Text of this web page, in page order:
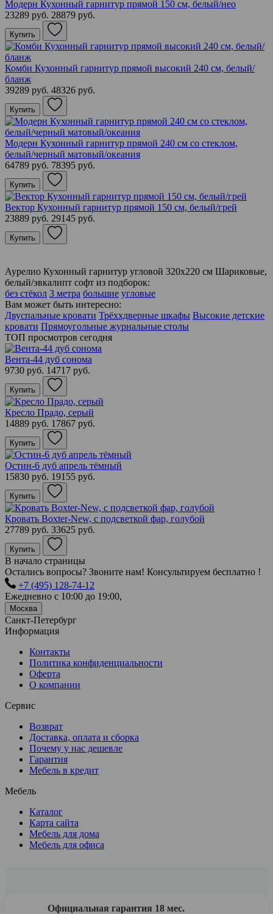
Модерн Кухонный гарнитур прямой 150 см, белый/нео
23289 руб. 28879 руб.
Купить
Комби Кухонный гарнитур прямой высокий 240 см, белый/
бланж
39289 руб. 48326 руб.
Купить
Модерн Кухонный гарнитур прямой 240 см со стеклом,
белый/черный матовый/океания
64789 руб. 78395 руб.
Купить
Вектор Кухонный гарнитур прямой 150 см, белый/грей
23889 руб. 29145 руб.
Купить
Аурелио Кухонный гарнитур угловой 320х220 см Шариковые,
белый/эвкалипт софт из подборок:
без стёкол 3 метра большие угловые
Вам может быть интересно:
Двуспальные кровати Трёххдверные шкафы Высокие детские
кровати Прямоугольные журнальные столы
ТОП просмотров сегодня
Вента-44 дуб сонома
9730 руб. 14717 руб.
Купить
Кресло Прадо, серый
14889 руб. 17867 руб.
Купить
Остин-6 дуб апрель тёмный
15830 руб. 19155 руб.
Купить
Кровать Boxter-New, с подсветкой фар, голубой
27789 руб. 33625 руб.
Купить
В начало страницы
Остались вопросы? Звоните нам! Консультируем бесплатно !
+7 (495) 128-74-12
Ежедневно с 10:00 до 19:00,
Москва
Санкт-Петербург
Информация
Контакты
Политика конфиденциальности
Оферта
О компании
Сервис
Возврат
Доставка, оплата и сборка
Почему у нас дешевле
Гарантия
Мебель в кредит
Мебель
Каталог
Карта сайта
Мебель для дома
Мебель для офиса
Официальная гарантия 18 мес.